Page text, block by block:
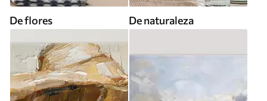
De flores De naturaleza